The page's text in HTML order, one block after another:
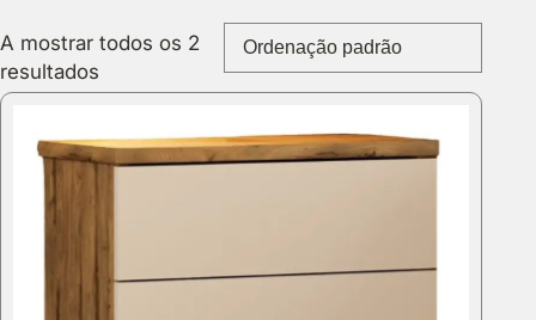
A mostrar todos os 2
resultados